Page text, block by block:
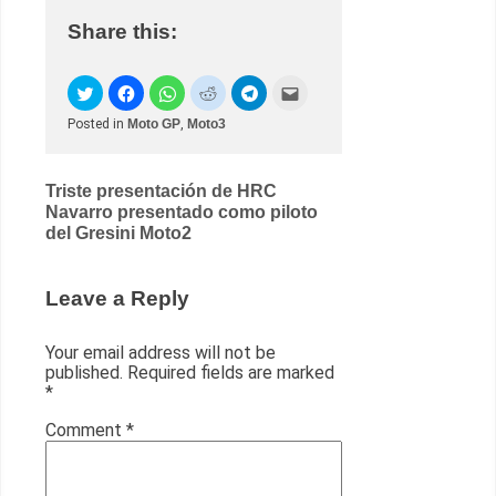
Share this:
Posted in Moto GP, Moto3
Post
navigation
Triste presentación de HRC
Navarro presentado como piloto
del Gresini Moto2
Leave a Reply
Your email address will not be
published. Required fields are marked
*
Comment *